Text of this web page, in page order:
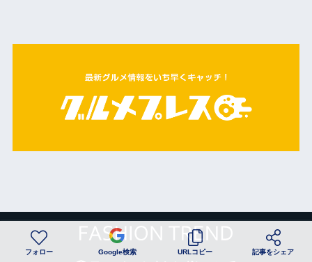
フォロー Google検索 URLコピー 記事をシェア